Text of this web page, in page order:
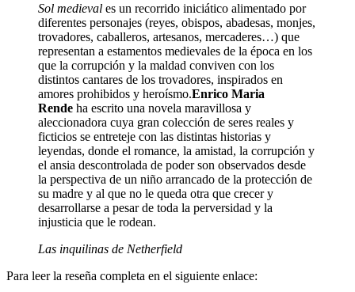
Sol medieval es un recorrido iniciático alimentado por
diferentes personajes (reyes, obispos, abadesas, monjes,
trovadores, caballeros, artesanos, mercaderes…) que
representan a estamentos medievales de la época en los
que la corrupción y la maldad conviven con los
distintos cantares de los trovadores, inspirados en
amores prohibidos y heroísmo.Enrico Maria
Rende ha escrito una novela maravillosa y
aleccionadora cuya gran colección de seres reales y
ficticios se entreteje con las distintas historias y
leyendas, donde el romance, la amistad, la corrupción y
el ansia descontrolada de poder son observados desde
la perspectiva de un niño arrancado de la protección de
su madre y al que no le queda otra que crecer y
desarrollarse a pesar de toda la perversidad y la
injusticia que le rodean.
Las inquilinas de Netherfield
Para leer la reseña completa en el siguiente enlace: